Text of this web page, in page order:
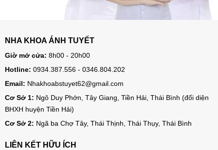
NHA KHOA ÁNH TUYẾT
Giờ mở cửa: 8h00 - 20h00
Hotline: 0934.387.556 - 0346.804.202
Email: Nhakhoabstuyet62@gmail.com
Cơ Sở 1: Ngô Duy Phớn, Tây Giang, Tiền Hải, Thái Bình (đối diện
BHXH huyện Tiền Hải)
Cơ Sở 2: Ngã ba Chợ Tây, Thái Thịnh, Thái Thụy, Thái Bình
LIÊN KẾT HỮU ÍCH